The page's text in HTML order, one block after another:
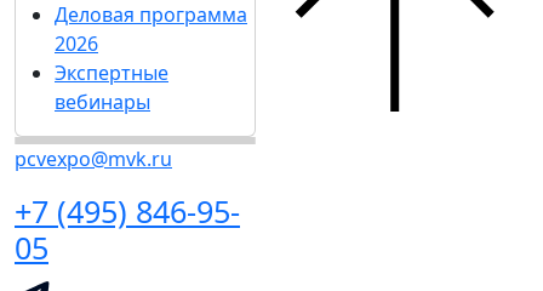
Деловая программа
2026
Экспертные
вебинары
pcvexpo@mvk.ru
+7 (495) 846-95-
05